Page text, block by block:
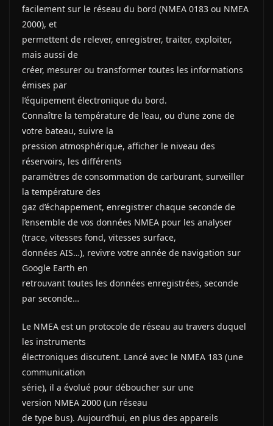
facilement sur le réseau du bord (NMEA 0183 ou NMEA
2000), et
permettent de relever, enregistrer, traiter, exploiter,
mais aussi de
créer, mesurer ou transformer toutes les informations
émises par
l’équipement électronique du bord.
Connaître la température de l’eau, ou d’une zone de
votre bateau, suivre la
pression atmosphérique, afficher le niveau des
réservoirs, les différents
paramètres de consommation de carburant, surveiller
la température des
gaz d’échappement, enregistrer chaque seconde de
l’ensemble de vos données NMEA pour les analyser
(trace, vitesses fond, vitesses surface,
données AIS…), revivre votre année de navigation sur
Google Earth en
retrouvant toutes les données enregistrées, seconde
par seconde…
Le NMEA est un protocole de réseau au travers duquel
les instruments
électroniques discutent. Lancé avec le NMEA 183 (une
communication
série), il a évolué pour déboucher sur une
version NMEA 2000 (un réseau
de type bus). Aujourd’hui, en plus des appareils